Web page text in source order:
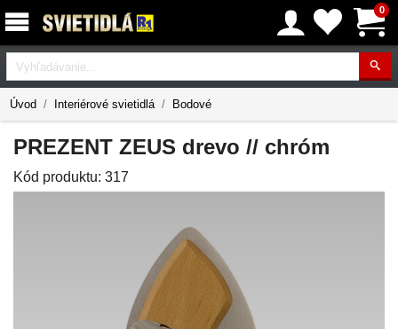
0
Vyhľadávanie
Úvod Interiérové svietidlá Bodové
PREZENT ZEUS drevo // chróm
Kód produktu: 317